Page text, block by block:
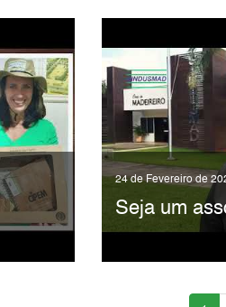
24 de Fevereiro de
Seja um